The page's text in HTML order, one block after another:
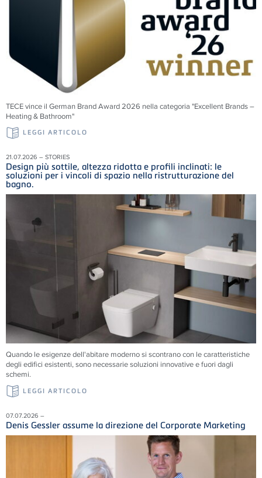
TECE vince il German Brand Award 2026 nella categoria "Excellent Brands –
Heating & Bathroom"
LEGGI ARTICOLO
21.07.2026 – STORIES
Design più sottile, altezza ridotta e profili inclinati: le
soluzioni per i vincoli di spazio nella ristrutturazione del
bagno.
Quando le esigenze dell'abitare moderno si scontrano con le caratteristiche
degli edifici esistenti, sono necessarie soluzioni innovative e fuori dagli
schemi.
LEGGI ARTICOLO
07.07.2026 –
Denis Gessler assume la direzione del Corporate Marketing